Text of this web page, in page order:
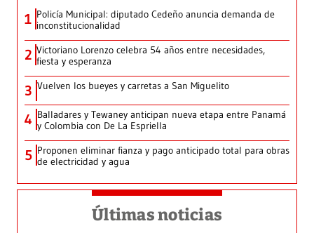
1 Policía Municipal: diputado Cedeño anuncia demanda de
inconstitucionalidad
2 Victoriano Lorenzo celebra 54 años entre necesidades,
fiesta y esperanza
3 Vuelven los bueyes y carretas a San Miguelito
4 Balladares y Tewaney anticipan nueva etapa entre Panamá
y Colombia con De La Espriella
5 Proponen eliminar fianza y pago anticipado total para obras
de electricidad y agua
Últimas noticias